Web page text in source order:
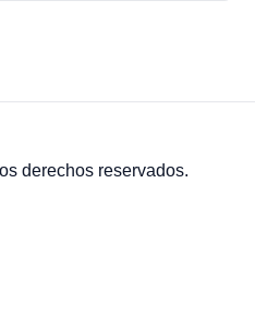
derechos reservados.